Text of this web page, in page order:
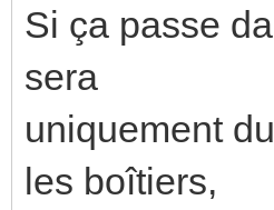
Si ça passe
sera
uniquement
les boîtiers,